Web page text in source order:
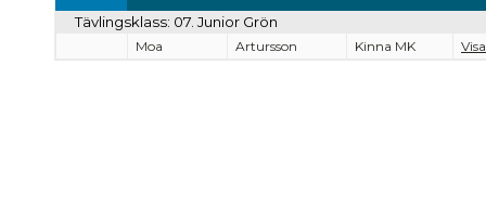
Tävlingsklass: 07. Junior Grön
Moa Artursson Kinna MK